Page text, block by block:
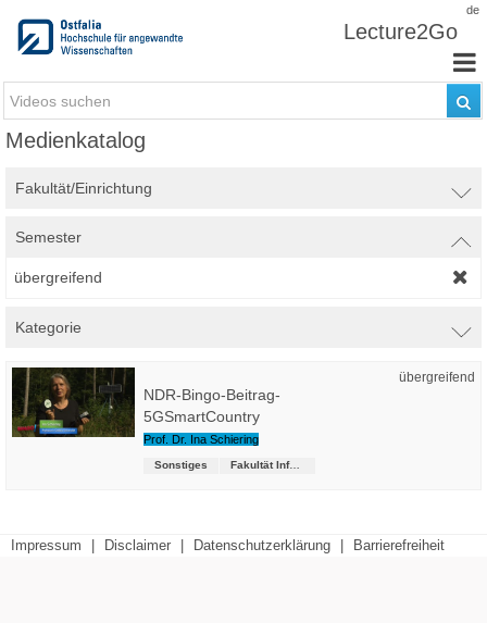
de
Lecture2Go
Medienkatalog
Fakultät/Einrichtung
Semester
übergreifend
Kategorie
übergreifend
NDR-Bingo-Beitrag-
5GSmartCountry
Prof. Dr. Ina Schiering
Sonstiges Fakultät Informatik
Impressum Disclaimer Datenschutzerklärung Barrierefreiheit